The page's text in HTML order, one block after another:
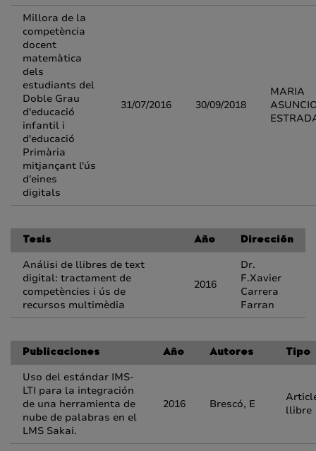
Millora de la
competència
docent
matemàtica
dels
estudiants del
Doble Grau
d'educació
infantil i
d'educació
Primària
mitjançant l'ús
d'eines
digitals
31/07/2016 30/09/2018
MARIA
Tesis Año Dirección
Análisi de llibres de text
digital: tractament de
competències i ús de
recursos multimèdia
2016
Dr.
F.Xavier
Carrera
Farran
Publicaciones Año Autores Tipo
Uso del estándar IMS-
LTI para la integración
de una herramienta de
nube de palabras en el
LMS Sakai.
2016 Brescó, E
llibre